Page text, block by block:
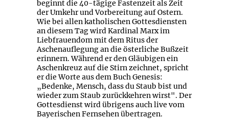
beginnt die 40-tägige Fastenzeit als Zeit
der Umkehr und Vorbereitung auf Ostern.
Wie bei allen katholischen Gottesdiensten
an diesem Tag wird Kardinal Marx im
Liebfrauendom mit dem Ritus der
Aschenauflegung an die österliche Bußzeit
erinnern. Während er den Gläubigen ein
Aschenkreuz auf die Stirn zeichnet, spricht
er die Worte aus dem Buch Genesis:
„Bedenke, Mensch, dass du Staub bist und
wieder zum Staub zurückkehren wirst". Der
Gottesdienst wird übrigens auch live vom
Bayerischen Fernsehen übertragen.